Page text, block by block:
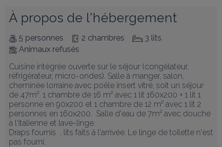
À propos de l'hébergement
5 personnes 2 chambres
3 lits
Animaux refusés
Cuisine intégrée ouverte sur le séjour (congélateur,
réfrigérateur, micro-ondes). Salle à manger, salon,
cheminée lorraine avec poêle insert vitré, soit un séjour
de 47m². 1 chambre de 16 m² avec 1 lit 160x200 + 1 lit 1
personne en 90x200 et 1 chambre de 12 m² avec 1 lit 2
personnes en 160x200.  Salle d'eau de 7m² avec douche
à l'italienne et lave-linge.
Draps fournis  , lits faits à l'arrivée. Le linge de toilette n'est
pas fourni.